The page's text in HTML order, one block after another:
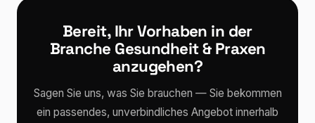
Bereit, Ihr Vorhaben in der
Branche Gesundheit & Praxen
anzugehen?
Sagen Sie uns, was Sie brauchen — Sie bekommen
ein passendes, unverbindliches Angebot innerhalb